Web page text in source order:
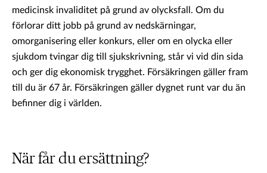
medicinsk invaliditet på grund av olycksfall. Om du
förlorar ditt jobb på grund av nedskärningar,
omorganisering eller konkurs, eller om en olycka eller
sjukdom tvingar dig till sjukskrivning, står vi vid din sida
och ger dig ekonomisk trygghet. Försäkringen gäller fram
till du är 67 år. Försäkringen gäller dygnet runt var du än
befinner dig i världen.
När får du ersättning?